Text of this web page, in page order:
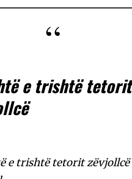
e trishtë tetorit
e trishtë tetorit zëvjollcë